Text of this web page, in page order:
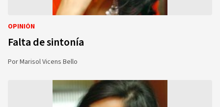
OPINIÓN
Falta de sintonía
PorMarisol Vicens Bello